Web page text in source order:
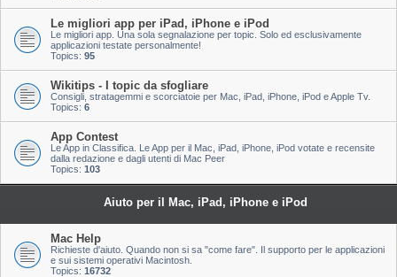
Le migliori app per iPad, iPhone e iPod
Le migliori app. Una sola segnalazione per topic. Solo ed esclusivamente
applicazioni testate personalmente!
Topics: 95
Wikitips - I topic da sfogliare
Consigli, stratagemmi e scorciatoie per Mac, iPad, iPhone, iPod e Apple Tv.
Topics: 6
App Contest
Le App in Classifica. Le App per il Mac, iPad, iPhone, iPod votate e recensite
dalla redazione e dagli utenti di Mac Peer
Topics: 103
Aiuto per il Mac, iPad, iPhone e iPod
Mac Help
Richieste d'aiuto. Quando non si sa "come fare". Il supporto per le applicazioni
e sui sistemi operativi Macintosh.
Topics: 16732